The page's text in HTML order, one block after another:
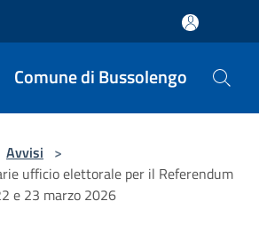
Comune di Bussolengo
Avvisi >
ufficio elettorale per il Referendum
e 23 marzo 2026